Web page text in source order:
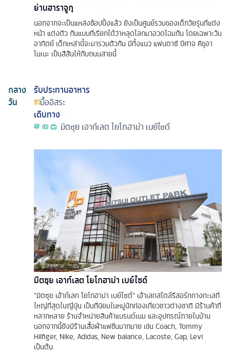
ย่านฮาราจูกุ
นอกจากจะเป็นแหล่งช้อปปิ้งแล้ว ยังเป็นศูนย์รวมของเด็กวัยรุ่นที่แต่ง
หน้า แต่งตัว กันแบบที่เรียกได้ว่าหลุดโลกมาอวดโฉมกัน โดยเฉพาะวัน
อาทิตย์ เด็กเหล่านี้จะมารวมตัวกัน มีทั้งแนว แฟนตาซี ปีศาจ คิขุอา
โนเนะ เป็นสีสันให้กับถนนสายนี้
กลาง
วัน
รับประทานอาหาร
มื้ออิสระ
เดินทาง
มิตซุย เอาท์เลต โยโกฮาม่า เบย์ไซด์
มิตซุย เอาท์เลต โยโกฮาม่า เบย์ไซด์
“มิตซุย เอ้าท์เลท โยโกฮาม่า เบย์ไซต์” เอ้าเลทสไตล์รีสอร์ททางทะเลที่
ใหญ่ที่สุดในญี่ปุ่น เป็นที่นิยมในหมู่นักท่องเที่ยวชาวต่างชาติ มีร้านค้าที่
หลากหลาย ร้านจำหน่ายสินค้าแบรนด์เนม และอุปกรณ์ภายในบ้าน
นอกจากนี้ยังมีร้านเสื้อผ้าแฟชั่นมากมาย เช่น Coach, Tommy
Hilfiger, Nike, Adidas, New balance, Lacoste, Gap, Levi
เป็นต้น